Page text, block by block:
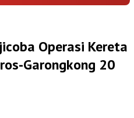
Operasi Kereta
Garongkong 20